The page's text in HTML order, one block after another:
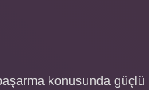
konusunda güçlü